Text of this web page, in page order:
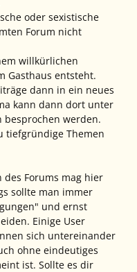
oder sexistische
Forum nicht
willkürlichen
Gasthaus entsteht.
dann in ein neues
kann dann dort unter
werden.
tiefgründige Themen
Forums mag hier
sollte man immer
und ernst
Einige User
sich untereinander
ohne eindeutiges
ist. Sollte es dir